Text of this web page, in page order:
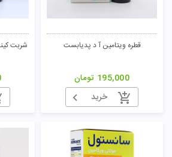
قطره ویتامین آ د پدیابست
195,000 تومان
خرید
شربت